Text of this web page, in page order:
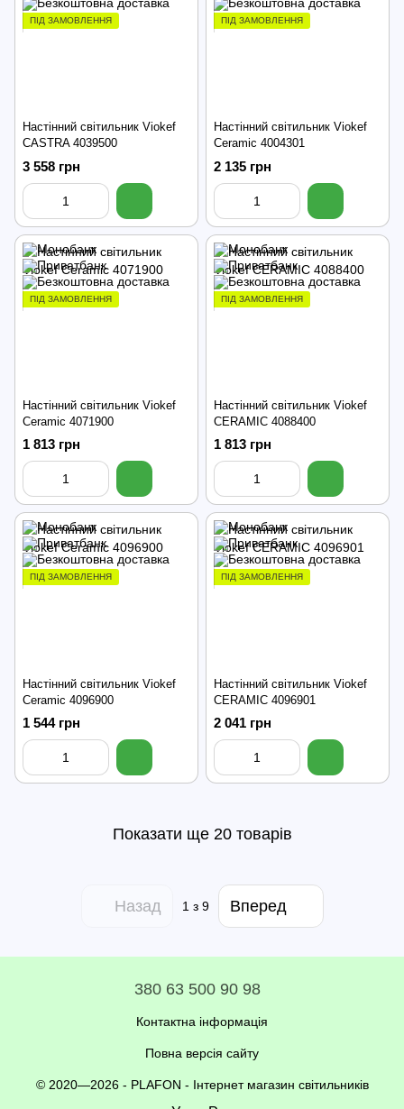
ПІД ЗАМОВЛЕННЯ
Настінний світильник Viokef
CASTRA 4039500
3 558 грн
ПІД ЗАМОВЛЕННЯ
Настінний світильник Viokef
Ceramic 4004301
2 135 грн
ПІД ЗАМОВЛЕННЯ
Настінний світильник Viokef
Ceramic 4071900
1 813 грн
ПІД ЗАМОВЛЕННЯ
Настінний світильник Viokef
CERAMIC 4088400
1 813 грн
ПІД ЗАМОВЛЕННЯ
Настінний світильник Viokef
Ceramic 4096900
1 544 грн
ПІД ЗАМОВЛЕННЯ
Настінний світильник Viokef
CERAMIC 4096901
2 041 грн
Показати ще 20 товарів
Назад 1з 9 Вперед
380 63 500 90 98
Контактна інформація
Повна версія сайту
© 2020—2026 - PLAFON - Інтернет магазин світильників